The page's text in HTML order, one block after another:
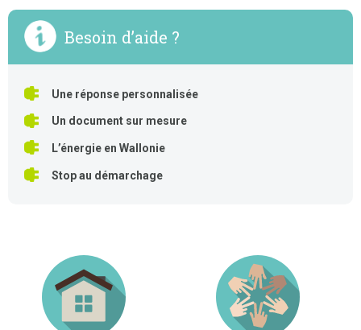
Besoin d’aide ?
Une réponse personnalisée
Un document sur mesure
L’énergie en Wallonie
Stop au démarchage